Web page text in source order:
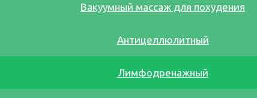
Вакуумный массаж для похудения
Антицеллюлитный
Лимфодренажный